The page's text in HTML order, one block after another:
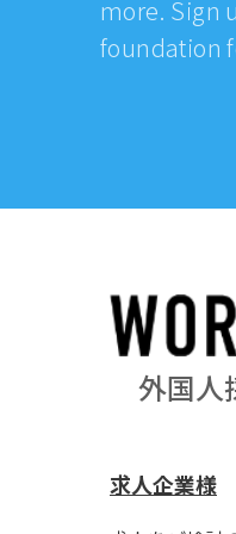
more. Sign
foundation
外国人
求人企業様